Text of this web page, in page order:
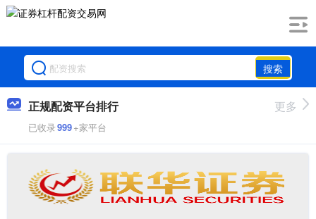
搜索
正规配资平台排行
已收录999+家平台
更多